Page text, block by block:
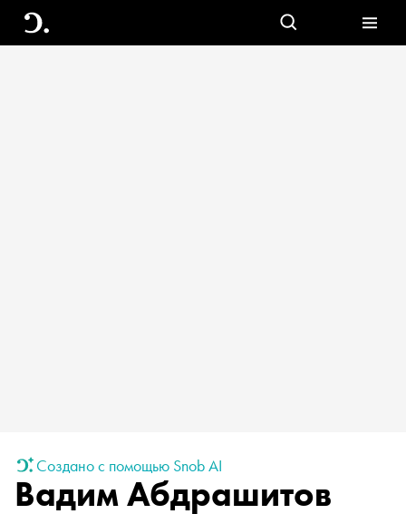
Создано с помощью Snob AI
Вадим Абдрашитов